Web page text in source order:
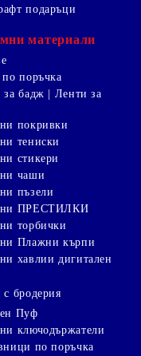
подаръци
материали
по поръчка
за бадж | Ленти за
покривки
тениски
стикери
чаши
пъзели
ПРЕСТИЛКИ
торбички
Плажни кърпи
хавлии дигитален
бродерия
Пуф
ключодържатели
по поръчка